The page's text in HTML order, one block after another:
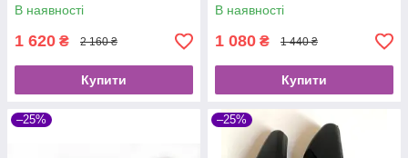
В наявності
1 620 ₴ 2 160 ₴
Купити
В наявності
1 080 ₴ 1 440 ₴
Купити
–25% –25%